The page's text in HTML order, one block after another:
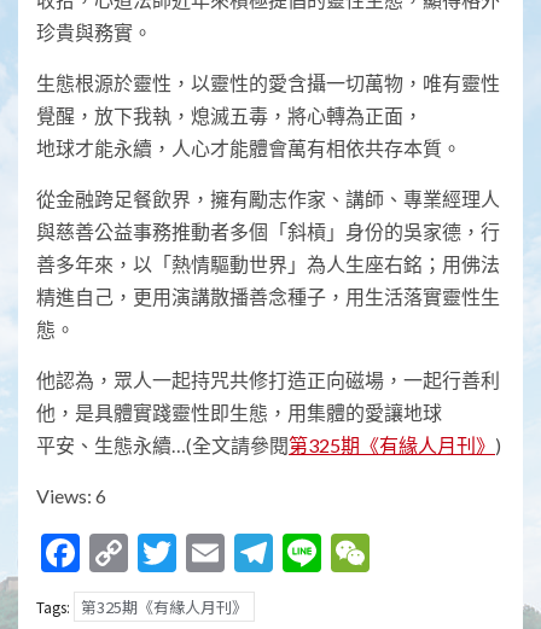
珍貴與務實。
生態根源於靈性，以靈性的愛含攝一切萬物，唯有靈性
覺醒，放下我執，熄滅五毒，將心轉為正面，
地球才能永續，人心才能體會萬有相依共存本質。
從金融跨足餐飲界，擁有勵志作家、講師、專業經理人
與慈善公益事務推動者多個「斜槓」身份的吳家德，行
善多年來，以「熱情驅動世界」為人生座右銘；用佛法
精進自己，更用演講散播善念種子，用生活落實靈性生
態。
他認為，眾人一起持咒共修打造正向磁場，一起行善利
他，是具體實踐靈性即生態，用集體的愛讓地球
平安、生態永續…(全文請參閱第325期《有緣人月刊》 )
Views: 6
Facebook
Copy
Link
Twitter
EmailTelegram
Line
Tags: 第325期《有緣人月刊》